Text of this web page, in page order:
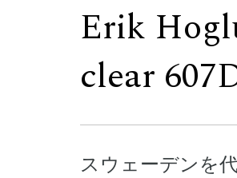
Erik
clear
スウェーデンを